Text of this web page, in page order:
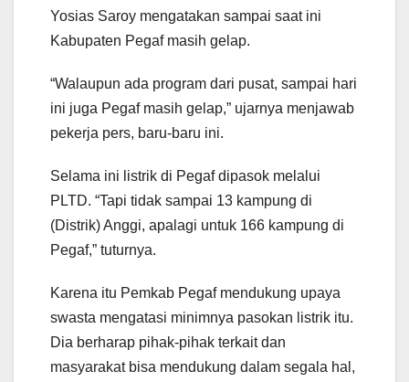
Yosias Saroy mengatakan sampai saat ini
Kabupaten Pegaf masih gelap.
“Walaupun ada program dari pusat, sampai hari
ini juga Pegaf masih gelap,” ujarnya menjawab
pekerja pers, baru-baru ini.
Selama ini listrik di Pegaf dipasok melalui
PLTD. “Tapi tidak sampai 13 kampung di
(Distrik) Anggi, apalagi untuk 166 kampung di
Pegaf,” tuturnya.
Karena itu Pemkab Pegaf mendukung upaya
swasta mengatasi minimnya pasokan listrik itu.
Dia berharap pihak-pihak terkait dan
masyarakat bisa mendukung dalam segala hal,